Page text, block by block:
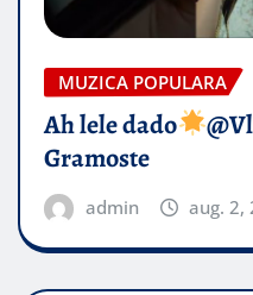
MUZICA POPULARA
Ah lele dado​
Gramoste
admin aug. 2,